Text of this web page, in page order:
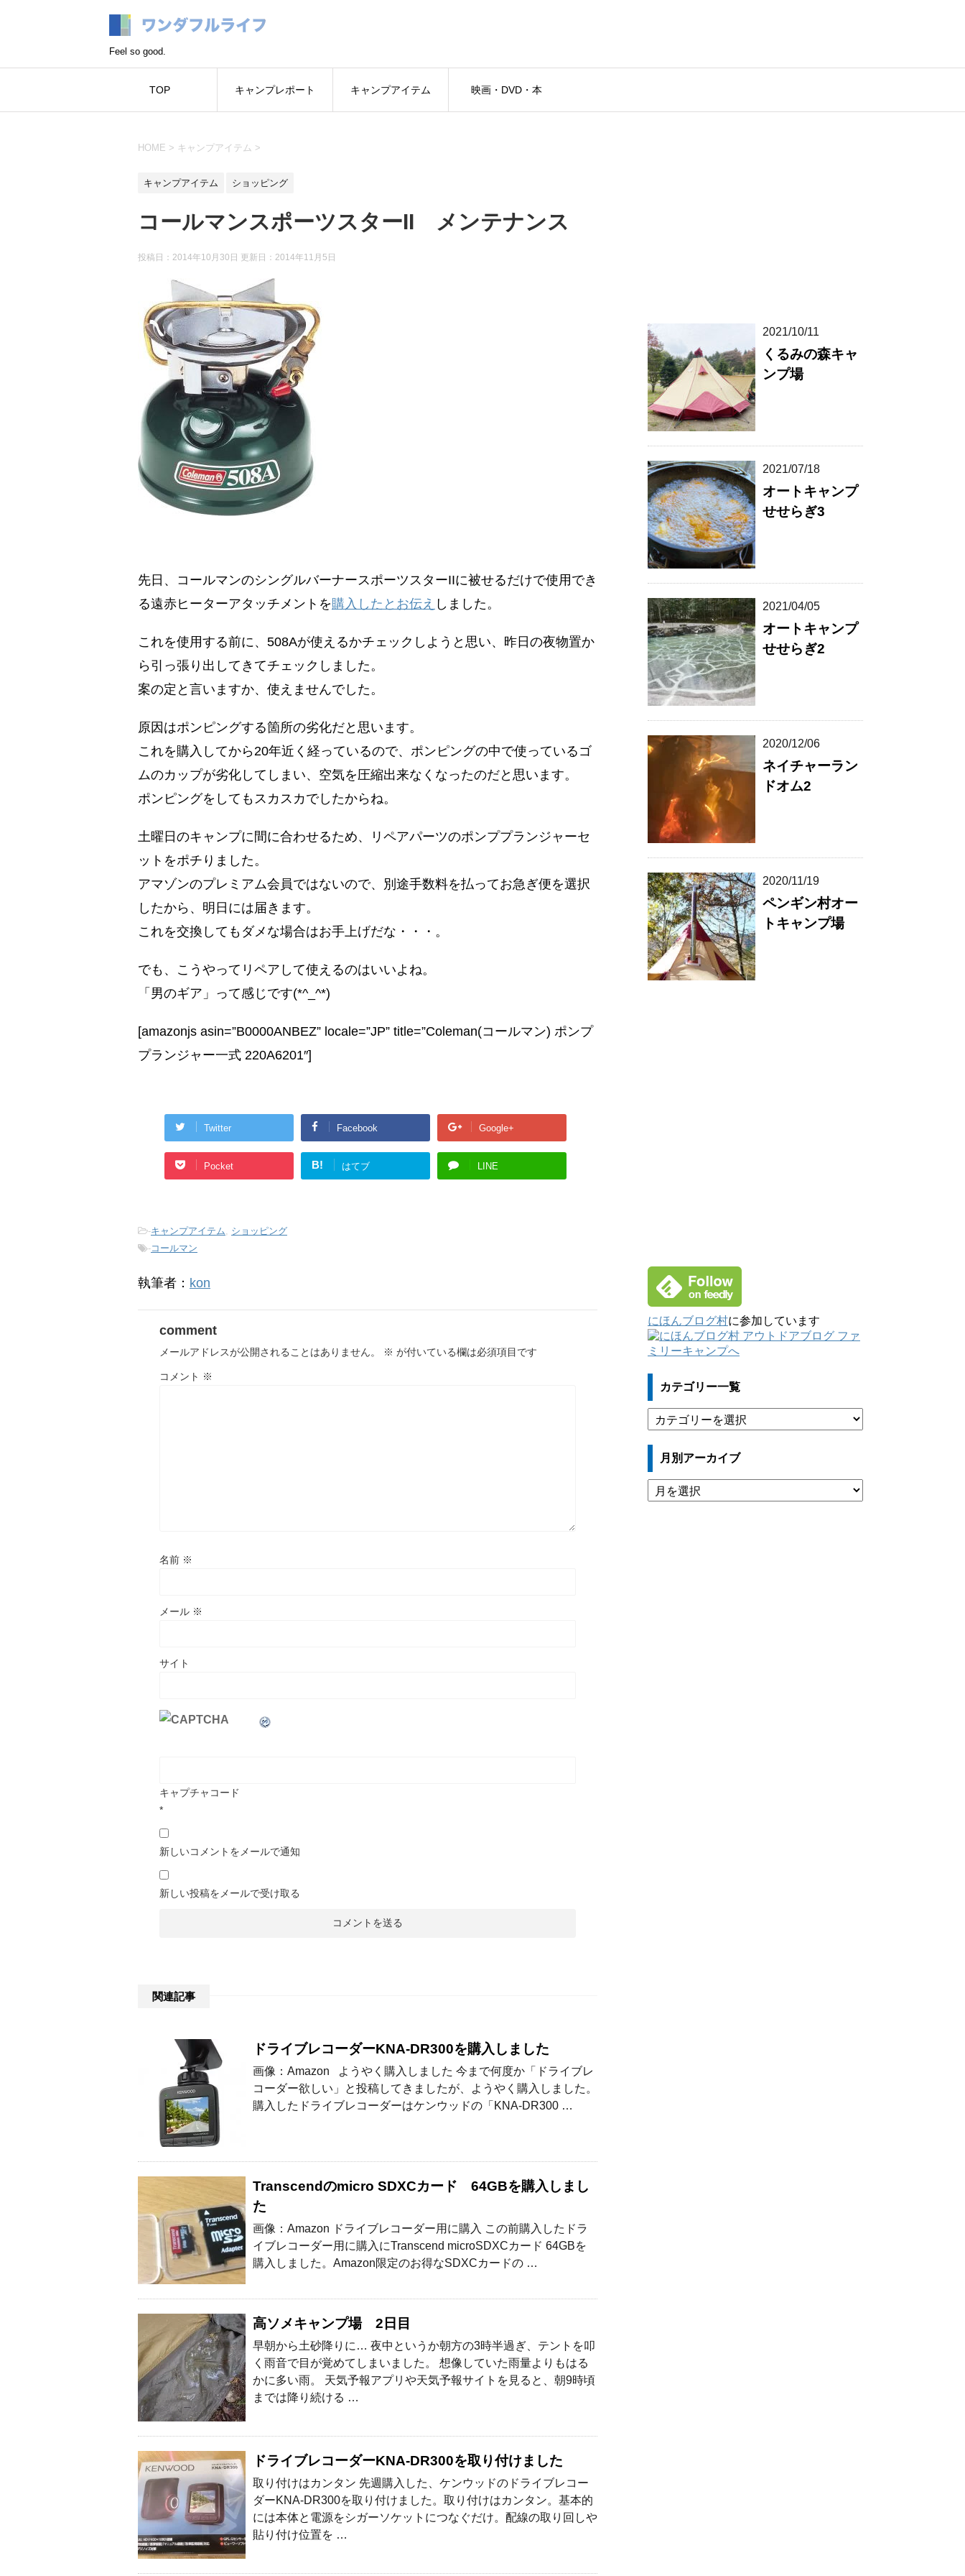
Feel so good.
TOP キャンプレポート キャンプアイテム 映画・DVD・本
HOME > キャンプアイテム >
キャンプアイテム ショッピング
コールマンスポーツスターII メンテナンス
投稿日：2014年10月30日 更新日： 2014年11月5日
先日、コールマンのシングルバーナースポーツスターIIに被せるだけで使用でき
る遠赤ヒーターアタッチメントを購入したとお伝え しました。
これを使用する前に、508Aが使えるかチェックしようと思い、昨日の夜物置か
ら引っ張り出してきてチェックしました。
案の定と言いますか、使えませんでした。
原因はポンピングする箇所の劣化だと思います。
これを購入してから20年近く経っているので、ポンピングの中で使っているゴ
ムのカップが劣化してしまい、空気を圧縮出来なくなったのだと思います。
ポンピングをしてもスカスカでしたからね。
土曜日のキャンプに間に合わせるため、リペアパーツのポンププランジャーセ
ットをポチりました。
アマゾンのプレミアム会員ではないので、別途手数料を払ってお急ぎ便を選択
したから、明日には届きます。
これを交換してもダメな場合はお手上げだな・・・。
でも、こうやってリペアして使えるのはいいよね。
「男のギア」って感じです(*^_^*)
[amazonjs asin=”B0000ANBEZ” locale=”JP” title=”Coleman(コールマン) ポンプ
プランジャー一式 220A6201″]
Twitter Facebook Google+
Pocket B! はてブ LINE
-キャンプアイテム, ショッピング
-コールマン
執筆者： kon
comment
メールアドレスが公開されることはありません。 ※ が付いている欄は必須項目です
コメント ※
名前 ※
メール ※
サイト
キャプチャコード
*
新しいコメントをメールで通知
新しい投稿をメールで受け取る
関連記事
ドライブレコーダーKNA-DR300を購入しました
画像：Amazon ようやく購入しました 今まで何度か「ドライブレ
コーダー欲しい」と投稿してきましたが、ようやく購入しました。
購入したドライブレコーダーはケンウッドの「KNA-DR300 …
Transcendのmicro SDXCカード 64GBを購入しまし
た
画像：Amazon ドライブレコーダー用に購入 この前購入したドラ
イブレコーダー用に購入にTranscend microSDXCカード 64GBを
購入しました。Amazon限定のお得なSDXCカードの …
高ソメキャンプ場 2日目
早朝から土砂降りに… 夜中というか朝方の3時半過ぎ、テントを叩
く雨音で目が覚めてしまいました。 想像していた雨量よりもはる
かに多い雨。 天気予報アプリや天気予報サイトを見ると、朝9時頃
までは降り続ける …
ドライブレコーダーKNA-DR300を取り付けました
取り付けはカンタン 先週購入した、ケンウッドのドライブレコー
ダーKNA-DR300を取り付けました。取り付けはカンタン。基本的
には本体と電源をシガーソケットにつなぐだけ。配線の取り回しや
貼り付け位置を …
2021/10/11
くるみの森キャ
ンプ場
2021/07/18
オートキャンプ
せせらぎ3
2021/04/05
オートキャンプ
せせらぎ2
2020/12/06
ネイチャーラン
ドオム2
2020/11/19
ペンギン村オー
トキャンプ場
にほんブログ村に参加しています
カテゴリー一覧
テ
ゴ
ー
一
覧
月別アーカイブ
月
別